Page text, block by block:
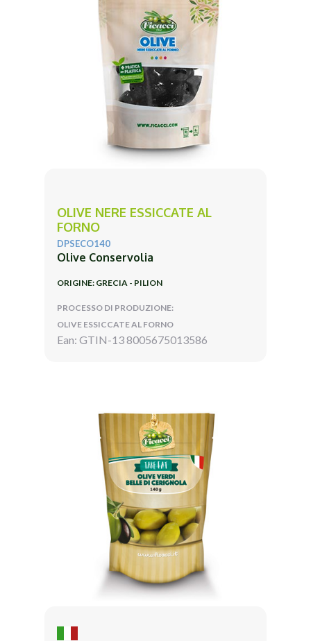
OLIVE NERE ESSICCATE AL
FORNO
DPSECO140
Olive Conservolia
ORIGINE: GRECIA - PILION
PROCESSO DI PRODUZIONE:
OLIVE ESSICCATE AL FORNO
Ean: GTIN-13 8005675013586